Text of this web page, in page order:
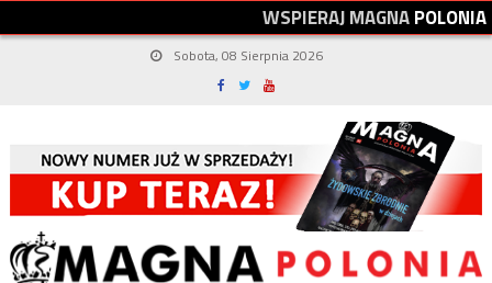
WSPIERAJMAGNAPOLONIA
Sobota, 08 Sierpnia 2026